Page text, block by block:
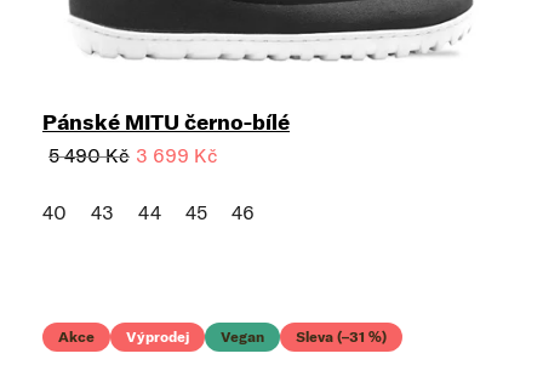
Pánské MITU černo-bílé
5 490 Kč 3 699 Kč
40 43 44 45 46
Akce Výprodej Vegan Sleva (–31 %)